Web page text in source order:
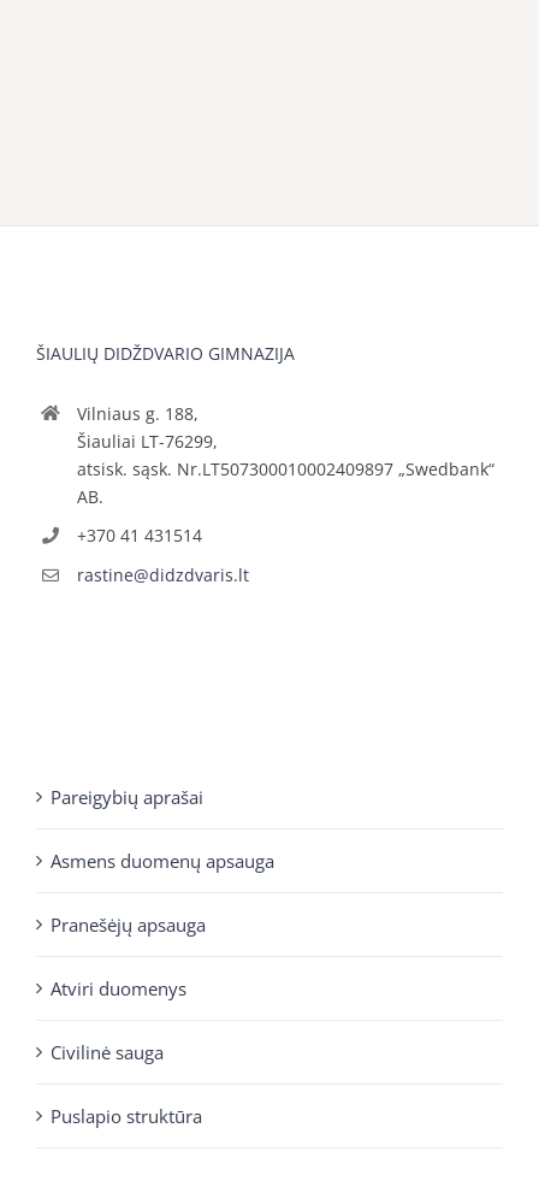
ŠIAULIŲ DIDŽDVARIO GIMNAZIJA
Vilniaus g. 188,
Šiauliai LT-76299,
atsisk. sąsk. Nr.LT507300010002409897 „Swedbank“
AB.
+370 41 431514
rastine@didzdvaris.lt
Pareigybių aprašai
Asmens duomenų apsauga
Pranešėjų apsauga
Atviri duomenys
Civilinė sauga
Puslapio struktūra